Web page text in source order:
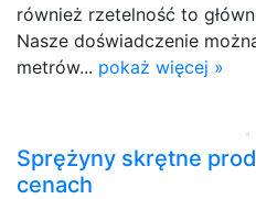
również rzetelność to
Nasze doświadczenie
metrów... pokaż więcej »
Sprężyny skrętne
cenach